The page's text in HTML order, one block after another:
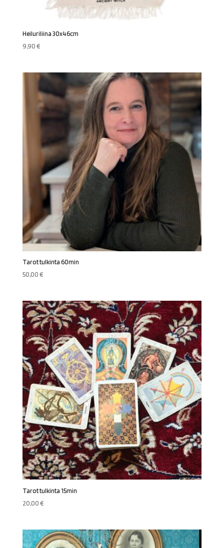
Heiluriliina 30x46cm
9,90€
Tarot tulkinta 60min
50,00€
Tarot tulkinta 15min
20,00€